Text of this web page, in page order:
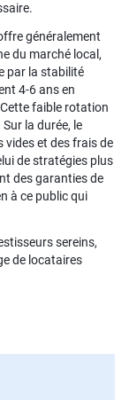
généralement
du marché local,
par la stabilité
4-6 ans en
faible rotation
la durée, le
vides et des frais de
de stratégies plus
des garanties de
à ce public qui
sereins,
de locataires